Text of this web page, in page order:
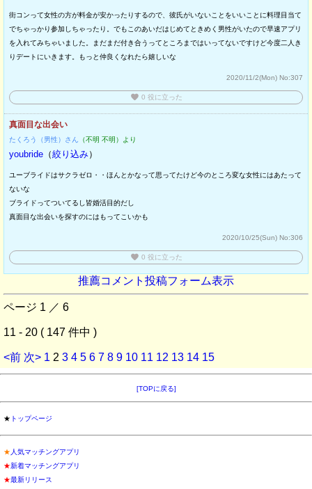
街コンって女性の方が料金が安かったりするので、彼氏がいないことをいいことに料理目当て
でちゃっかり参加しちゃったり。でもこのあいだはじめてときめく男性がいたので早速アプリ
を入れてみちゃいました。まだまだ付き合うってところまではいってないですけど今度二人き
りデートにいきます。もっと仲良くなれたら嬉しいな
2020/11/2(Mon) No:307
favorite 0 役に立った
真面目な出会い
たくろう（男性）さん （不明 不明）より
youbride （絞り込み）
ユーブライドはサクラゼロ・・ほんとかなって思ってたけど今のところ変な女性にはあたって
ないな
ブライドってついてるし皆婚活目的だし
真面目な出会いを探すのにはもってこいかも
2020/10/25(Sun) No:306
favorite 0 役に立った
推薦コメント投稿フォーム表示
ページ 1 ／ 6
11 - 20 ( 147 件中 )
<前 次> 1 2 3 4 5 6 7 8 9 10 11 12 13 14 15
[TOPに戻る]
★ トップページ
★ 人気マッチングアプリ
★新着マッチングアプリ
★最新リリース